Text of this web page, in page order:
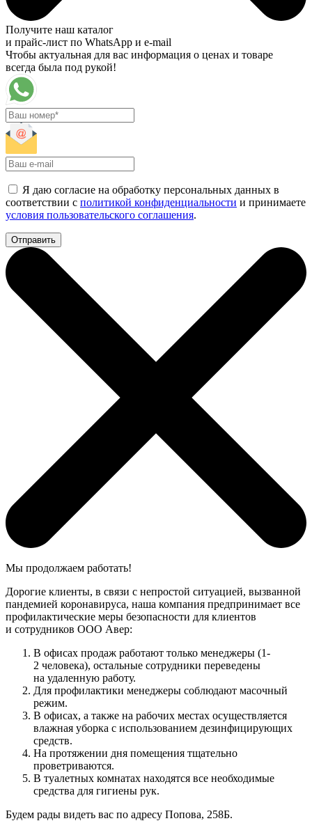
Получите наш каталог
и прайс-лист по WhatsApp и e-mail
Чтобы актуальная для вас информация о ценах и товаре
всегда была под рукой!
Я даю согласие на обработку персональных данных в
соответствии с политикой конфиденциальности и принимаете
условия пользовательского соглашения.
Мы продолжаем работать!
Дорогие клиенты, в связи с непростой ситуацией, вызванной
пандемией коронавируса, наша компания предпринимает все
профилактические меры безопасности для клиентов
и сотрудников ООО Авер:
В офисах продаж работают только менеджеры (1-
2 человека), остальные сотрудники переведены
на удаленную работу.
Для профилактики менеджеры соблюдают масочный
режим.
В офисах, а также на рабочих местах осуществляется
влажная уборка с использованием дезинфицирующих
средств.
На протяжении дня помещения тщательно
проветриваются.
В туалетных комнатах находятся все необходимые
средства для гигиены рук.
Будем рады видеть вас по адресу Попова, 258Б.